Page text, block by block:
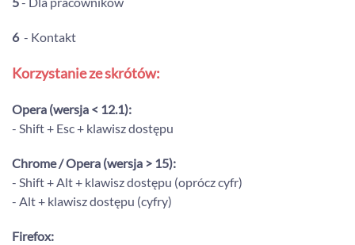
6- Kontakt
Korzystanie ze skrótów:
Opera (wersja < 12.1):
- Shift + Esc + klawisz dostępu
Chrome / Opera (wersja > 15):
- Shift + Alt + klawisz dostępu (oprócz cyfr)
- Alt + klawisz dostępu (cyfry)
Firefox: